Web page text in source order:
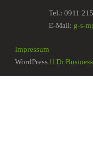
Tel.: 0911
E-Mail: g-s-
Impressum
WordPress
Di Business